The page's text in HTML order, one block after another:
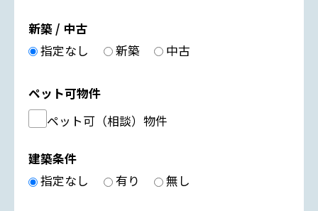
新築 / 中古
指定なし
新築 中古
ペット可物件
ペット可（相談）物件
建築条件
指定なし
有り 無し